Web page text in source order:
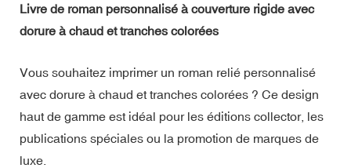
Livre de roman personnalisé à couverture rigide avec
dorure à chaud et tranches colorées
Vous souhaitez imprimer un roman relié personnalisé
avec dorure à chaud et tranches colorées ? Ce design
haut de gamme est idéal pour les éditions collector, les
publications spéciales ou la promotion de marques de
luxe.